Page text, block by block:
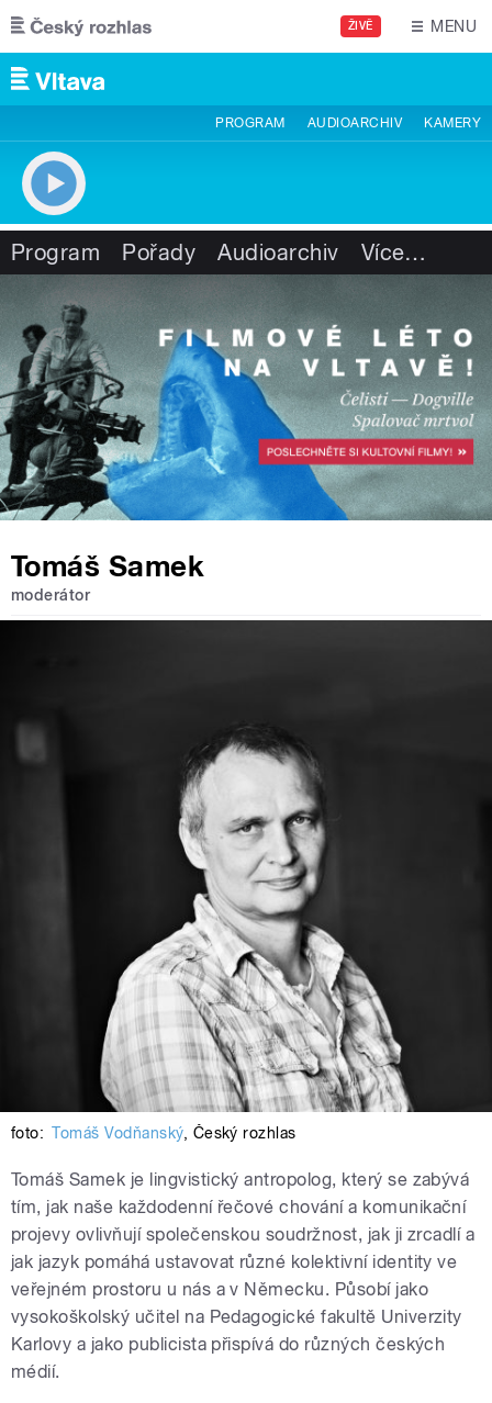
Přejít k hlavnímu obsahu
ŽIVĚ MENU
PROGRAM AUDIOARCHIV KAMERY
Program Pořady Audioarchiv Více…
Tomáš Samek
moderátor
foto: Tomáš Vodňanský, Český rozhlas
Tomáš Samek je lingvistický antropolog, který se zabývá
tím, jak naše každodenní řečové chování a komunikační
projevy ovlivňují společenskou soudržnost, jak ji zrcadlí a
jak jazyk pomáhá ustavovat různé kolektivní identity ve
veřejném prostoru u nás a v Německu. Působí jako
vysokoškolský učitel na Pedagogické fakultě Univerzity
Karlovy a jako publicista přispívá do různých českých
médií.